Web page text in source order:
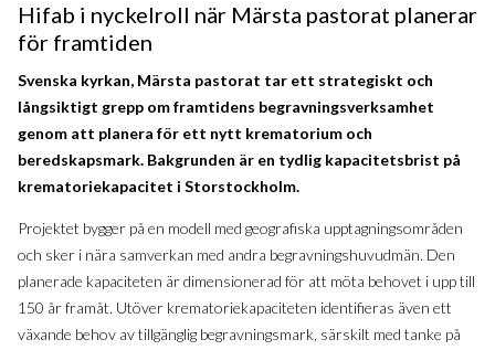
Hifab i nyckelroll när Märsta pastorat planerar
för framtiden
Svenska kyrkan, Märsta pastorat tar ett strategiskt och
långsiktigt grepp om framtidens begravningsverksamhet
genom att planera för ett nytt krematorium och
beredskapsmark. Bakgrunden är en tydlig kapacitetsbrist på
krematoriekapacitet i Storstockholm.
Projektet bygger på en modell med geografiska upptagningsområden
och sker i nära samverkan med andra begravningshuvudmän. Den
planerade kapaciteten är dimensionerad för att möta behovet i upp till
150 år framåt. Utöver krematoriekapaciteten identifieras även ett
växande behov av tillgänglig begravningsmark, särskilt med tanke på